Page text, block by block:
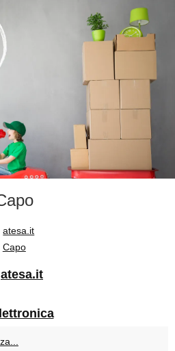
atesa.it
Capo
atesa.it